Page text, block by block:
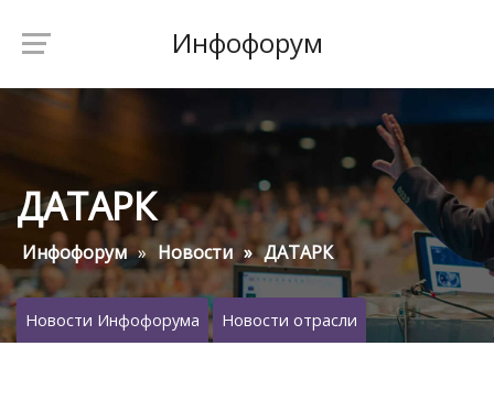
Инфофорум
ДАТАРК
Инфофорум Новости ДАТАРК
Новости Инфофорума Новости отрасли